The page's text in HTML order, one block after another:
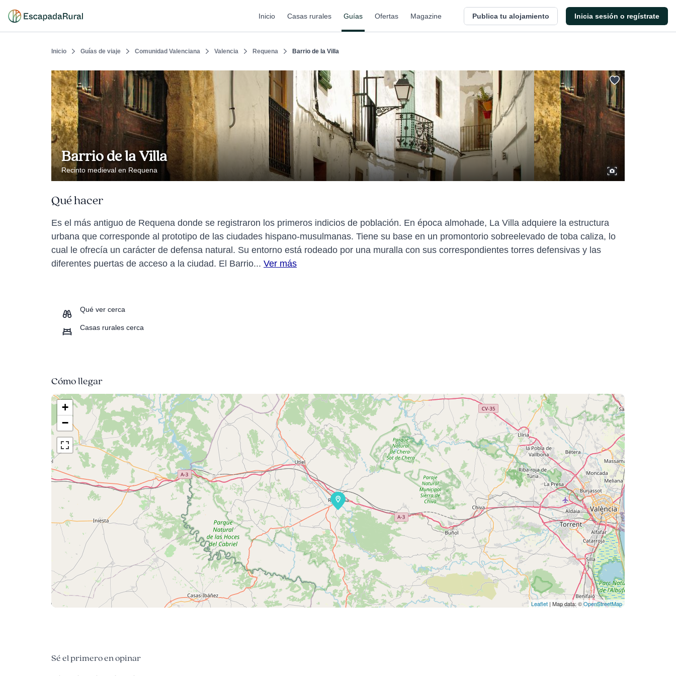
Inicio Casas rurales Guías Ofertas Magazine Publica tu alojamiento Inicia sesión o regístrate
Inicio Guías de viaje Comunidad Valenciana Valencia Requena Barrio de la Villa
Barrio de la Villa
Recinto medieval en Requena
Qué hacer
Es el más antiguo de Requena donde se registraron los primeros indicios de población. En época almohade, La Villa adquiere la estructura
urbana que corresponde al prototipo de las ciudades hispano-musulmanas. Tiene su base en un promontorio sobreelevado de toba caliza, lo
cual le ofrecía un carácter de defensa natural. Su entorno está rodeado por una muralla con sus correspondientes torres defensivas y las
diferentes puertas de acceso a la ciudad. El Barrio... Ver más
Qué ver cerca
Casas rurales cerca
Cómo llegar
+
−
Leaflet | Map data: ©OpenStreetMap
Sé el primero en opinar